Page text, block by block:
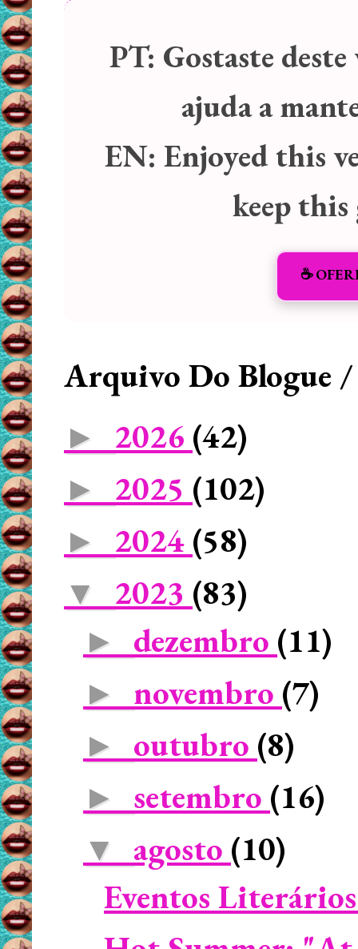
PT: Gostaste
ajuda a
EN: Enjoyed this
keep
☕️
Arquivo Do Blogue
► 2026 (42)
► 2025 (102)
► 2024 (58)
▼ 2023 (83)
► dezembro (11)
► novembro (7)
► outubro (8)
► setembro (16)
▼ agosto (10)
Eventos